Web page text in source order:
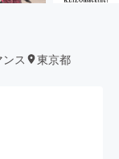
ス 東京都